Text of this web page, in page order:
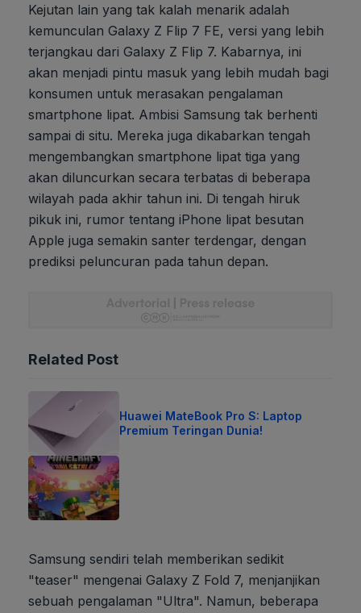
Kejutan lain yang tak kalah menarik adalah
kemunculan Galaxy Z Flip 7 FE, versi yang lebih
terjangkau dari Galaxy Z Flip 7. Kabarnya, ini
akan menjadi pintu masuk yang lebih mudah bagi
konsumen untuk merasakan pengalaman
smartphone lipat. Ambisi Samsung tak berhenti
sampai di situ. Mereka juga dikabarkan tengah
mengembangkan smartphone lipat tiga yang
akan diluncurkan secara terbatas di beberapa
wilayah pada akhir tahun ini. Di tengah hiruk
pikuk ini, rumor tentang iPhone lipat besutan
Apple juga semakin santer terdengar, dengan
prediksi peluncuran pada tahun depan.
Related Post
Huawei MateBook Pro S: Laptop
Premium Teringan Dunia!
Samsung sendiri telah memberikan sedikit
"teaser" mengenai Galaxy Z Fold 7, menjanjikan
sebuah pengalaman "Ultra". Namun, beberapa